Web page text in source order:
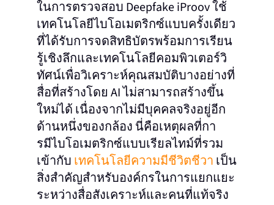
ในการตรวจสอบ Deepfake iProov ใช้
เทคโนโลยีไบโอเมตริกซ์แบบครั้งเดียว
ที่ได้รับการจดสิทธิบัตรพร้อมการเรียน
รู้เชิงลึกและเทคโนโลยีคอมพิวเตอร์วิ
ทัศน์เพื่อวิเคราะห์คุณสมบัติบางอย่างที่
สื่อที่สร้างโดย AI ไม่สามารถสร้างขึ้น
ใหม่ได้ เนื่องจากไม่มีบุคคลจริงอยู่อีก
ด้านหนึ่งของกล้อง นี่คือเหตุผลที่กา
รมีไบโอเมตริกซ์แบบเรียลไทม์ที่รวม
เข้ากับ เทคโนโลยีความมีชีวิตชีวา เป็น
สิ่งสําคัญสําหรับองค์กรในการแยกแยะ
ระหว่างสื่อสังเคราะห์และคนที่แท้จริง